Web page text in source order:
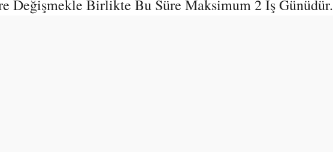
Değişmekle Birlikte Bu Süre Maksimum 2 İş Günüdür.